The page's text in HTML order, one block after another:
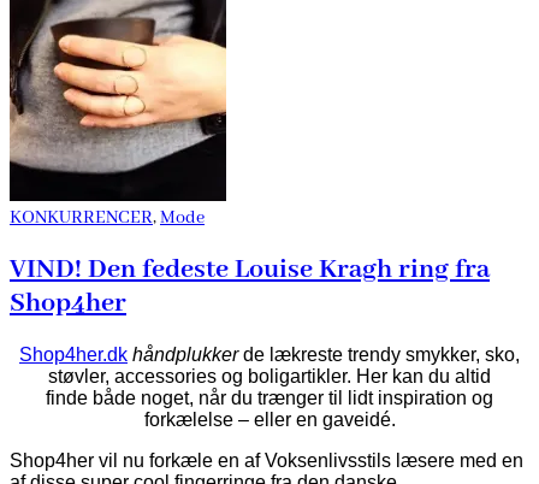
KONKURRENCER,Mode
VIND! Den fedeste Louise Kragh ring fra
Shop4her
Shop4her.dk håndplukkerde lækreste trendy smykker, sko,
støvler, accessories og boligartikler. Her kan du altid
finde både noget, når du trænger til lidt inspiration og
forkælelse – eller en gaveidé.
Shop4her vil nu forkæle en af Voksenlivsstils læsere med en